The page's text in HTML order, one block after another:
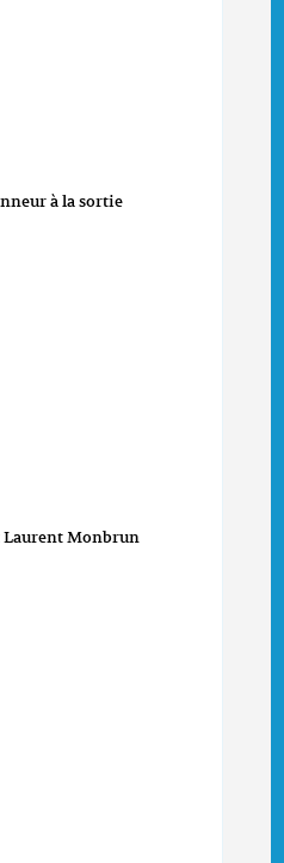
à la sortie
Laurent Monbrun